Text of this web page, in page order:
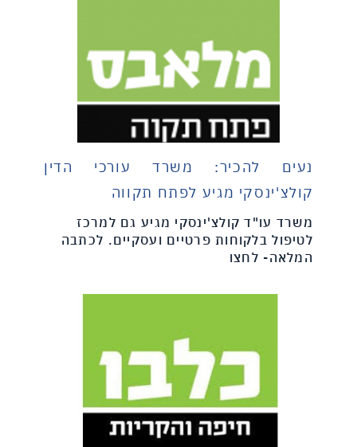
נעים להכיר: משרד עורכי הדין
קולצ'ינסקי מגיע לפתח תקווה
משרד עו"ד קולצ'ינסקי מגיע גם למרכז
לטיפול בלקוחות פרטיים ועסקיים. לכתבה
המלאה- לחצו